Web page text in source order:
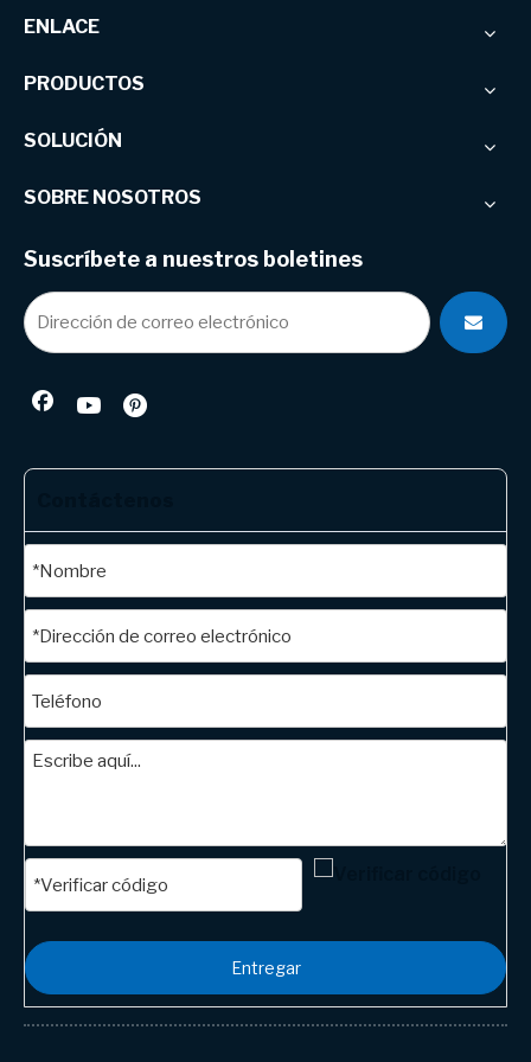
ENLACE
PRODUCTOS
SOLUCIÓN
SOBRE NOSOTROS
Suscríbete a nuestros boletines
Entregar